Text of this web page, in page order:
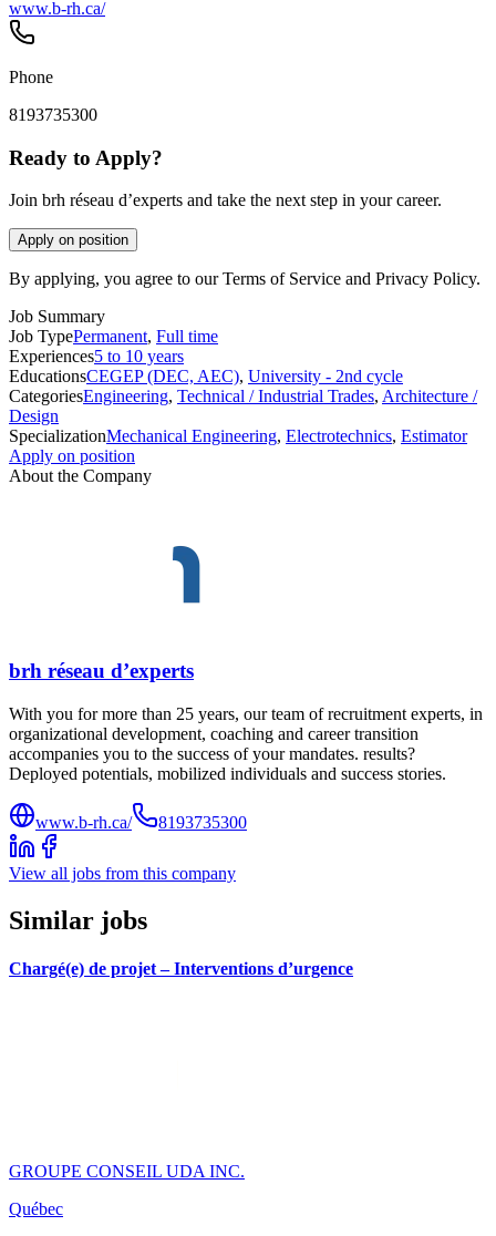
www.b-rh.ca/
Phone
8193735300
Ready to Apply?
Join brh réseau d’experts and take the next step in your career.
Apply on position
By applying, you agree to our Terms of Service and Privacy Policy.
Job Summary
Job TypePermanent, Full time
Experiences5 to 10 years
EducationsCEGEP (DEC, AEC), University - 2nd cycle
CategoriesEngineering, Technical / Industrial Trades, Architecture /
Design
SpecializationMechanical Engineering, Electrotechnics, Estimator
Apply on position
About the Company
brh réseau d’experts
With you for more than 25 years, our team of recruitment experts, in
organizational development, coaching and career transition
accompanies you to the success of your mandates. results?
Deployed potentials, mobilized individuals and success stories.
www.b-rh.ca/ 8193735300
View all jobs from this company
Similar jobs
Chargé(e) de projet – Interventions d’urgence
GROUPE CONSEIL UDA INC.
Québec